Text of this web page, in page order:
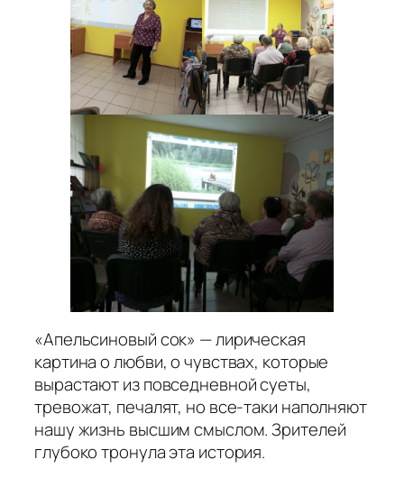
«Апельсиновый сок» — лирическая
картина о любви, о чувствах, которые
вырастают из повседневной суеты,
тревожат, печалят, но все-таки наполняют
нашу жизнь высшим смыслом. Зрителей
глубоко тронула эта история.